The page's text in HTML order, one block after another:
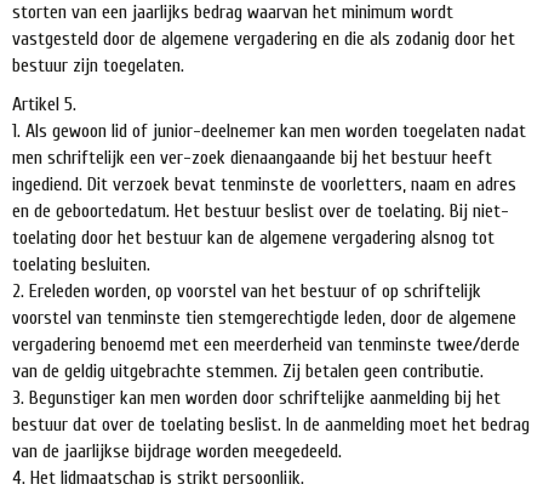
storten van een jaarlijks bedrag waarvan het minimum wordt
vastgesteld door de algemene vergadering en die als zodanig door het
bestuur zijn toegelaten.
Artikel 5.
1. Als gewoon lid of junior-deelnemer kan men worden toegelaten nadat
men schriftelijk een ver-zoek dienaangaande bij het bestuur heeft
ingediend. Dit verzoek bevat tenminste de voorletters, naam en adres
en de geboortedatum. Het bestuur beslist over de toelating. Bij niet-
toelating door het bestuur kan de algemene vergadering alsnog tot
toelating besluiten.
2. Ereleden worden, op voorstel van het bestuur of op schriftelijk
voorstel van tenminste tien stemgerechtigde leden, door de algemene
vergadering benoemd met een meerderheid van tenminste twee/derde
van de geldig uitgebrachte stemmen. Zij betalen geen contributie.
3. Begunstiger kan men worden door schriftelijke aanmelding bij het
bestuur dat over de toelating beslist. In de aanmelding moet het bedrag
van de jaarlijkse bijdrage worden meegedeeld.
4. Het lidmaatschap is strikt persoonlijk.